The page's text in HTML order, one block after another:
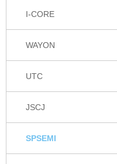
I-CORE
WAYON
UTC
JSCJ
SPSEMI